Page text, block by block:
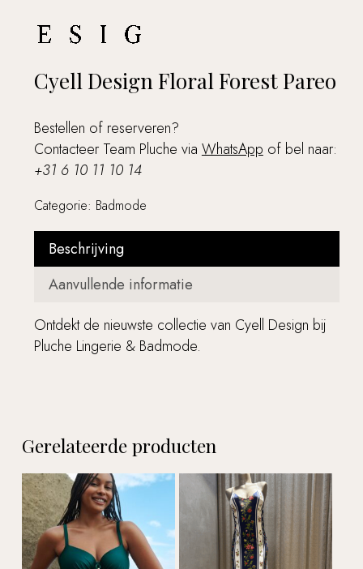
Geen producten in de
winkelwagen.
Cyell Design Floral Forest Pareo
Bestellen of reserveren?
Contacteer Team Pluche via WhatsApp of bel naar:
+31 6 10 11 10 14
Categorie: Badmode
Beschrijving
Aanvullende informatie
Ontdekt de nieuwste collectie van Cyell Design bij
Pluche Lingerie & Badmode.
Gerelateerde producten